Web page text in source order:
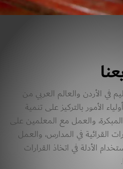
في الأردن والعالم العربي من
الأمور بالتركيز على تنمية
والعمل مع المعلمين على
القرائية في المدارس، والعمل
الأدلة في اتخاذ القرارات